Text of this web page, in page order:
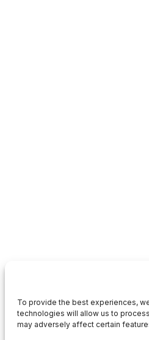
To provide the best experiences,
technologies will allow us to
may adversely affect certain